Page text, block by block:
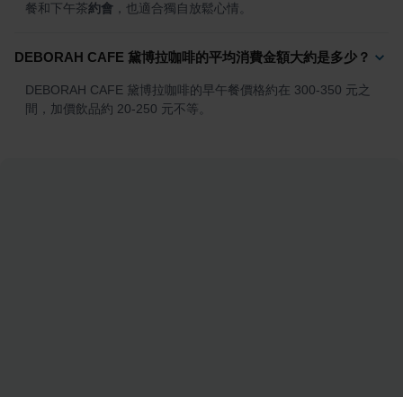
餐和下午茶約會 ，也適合獨自放鬆心情。
DEBORAH CAFE 黛博拉咖啡的平均消費金額大約是多少？
DEBORAH CAFE 黛博拉咖啡的早午餐價格約在 300-350 元之
間，加價飲品約 20-250 元不等。